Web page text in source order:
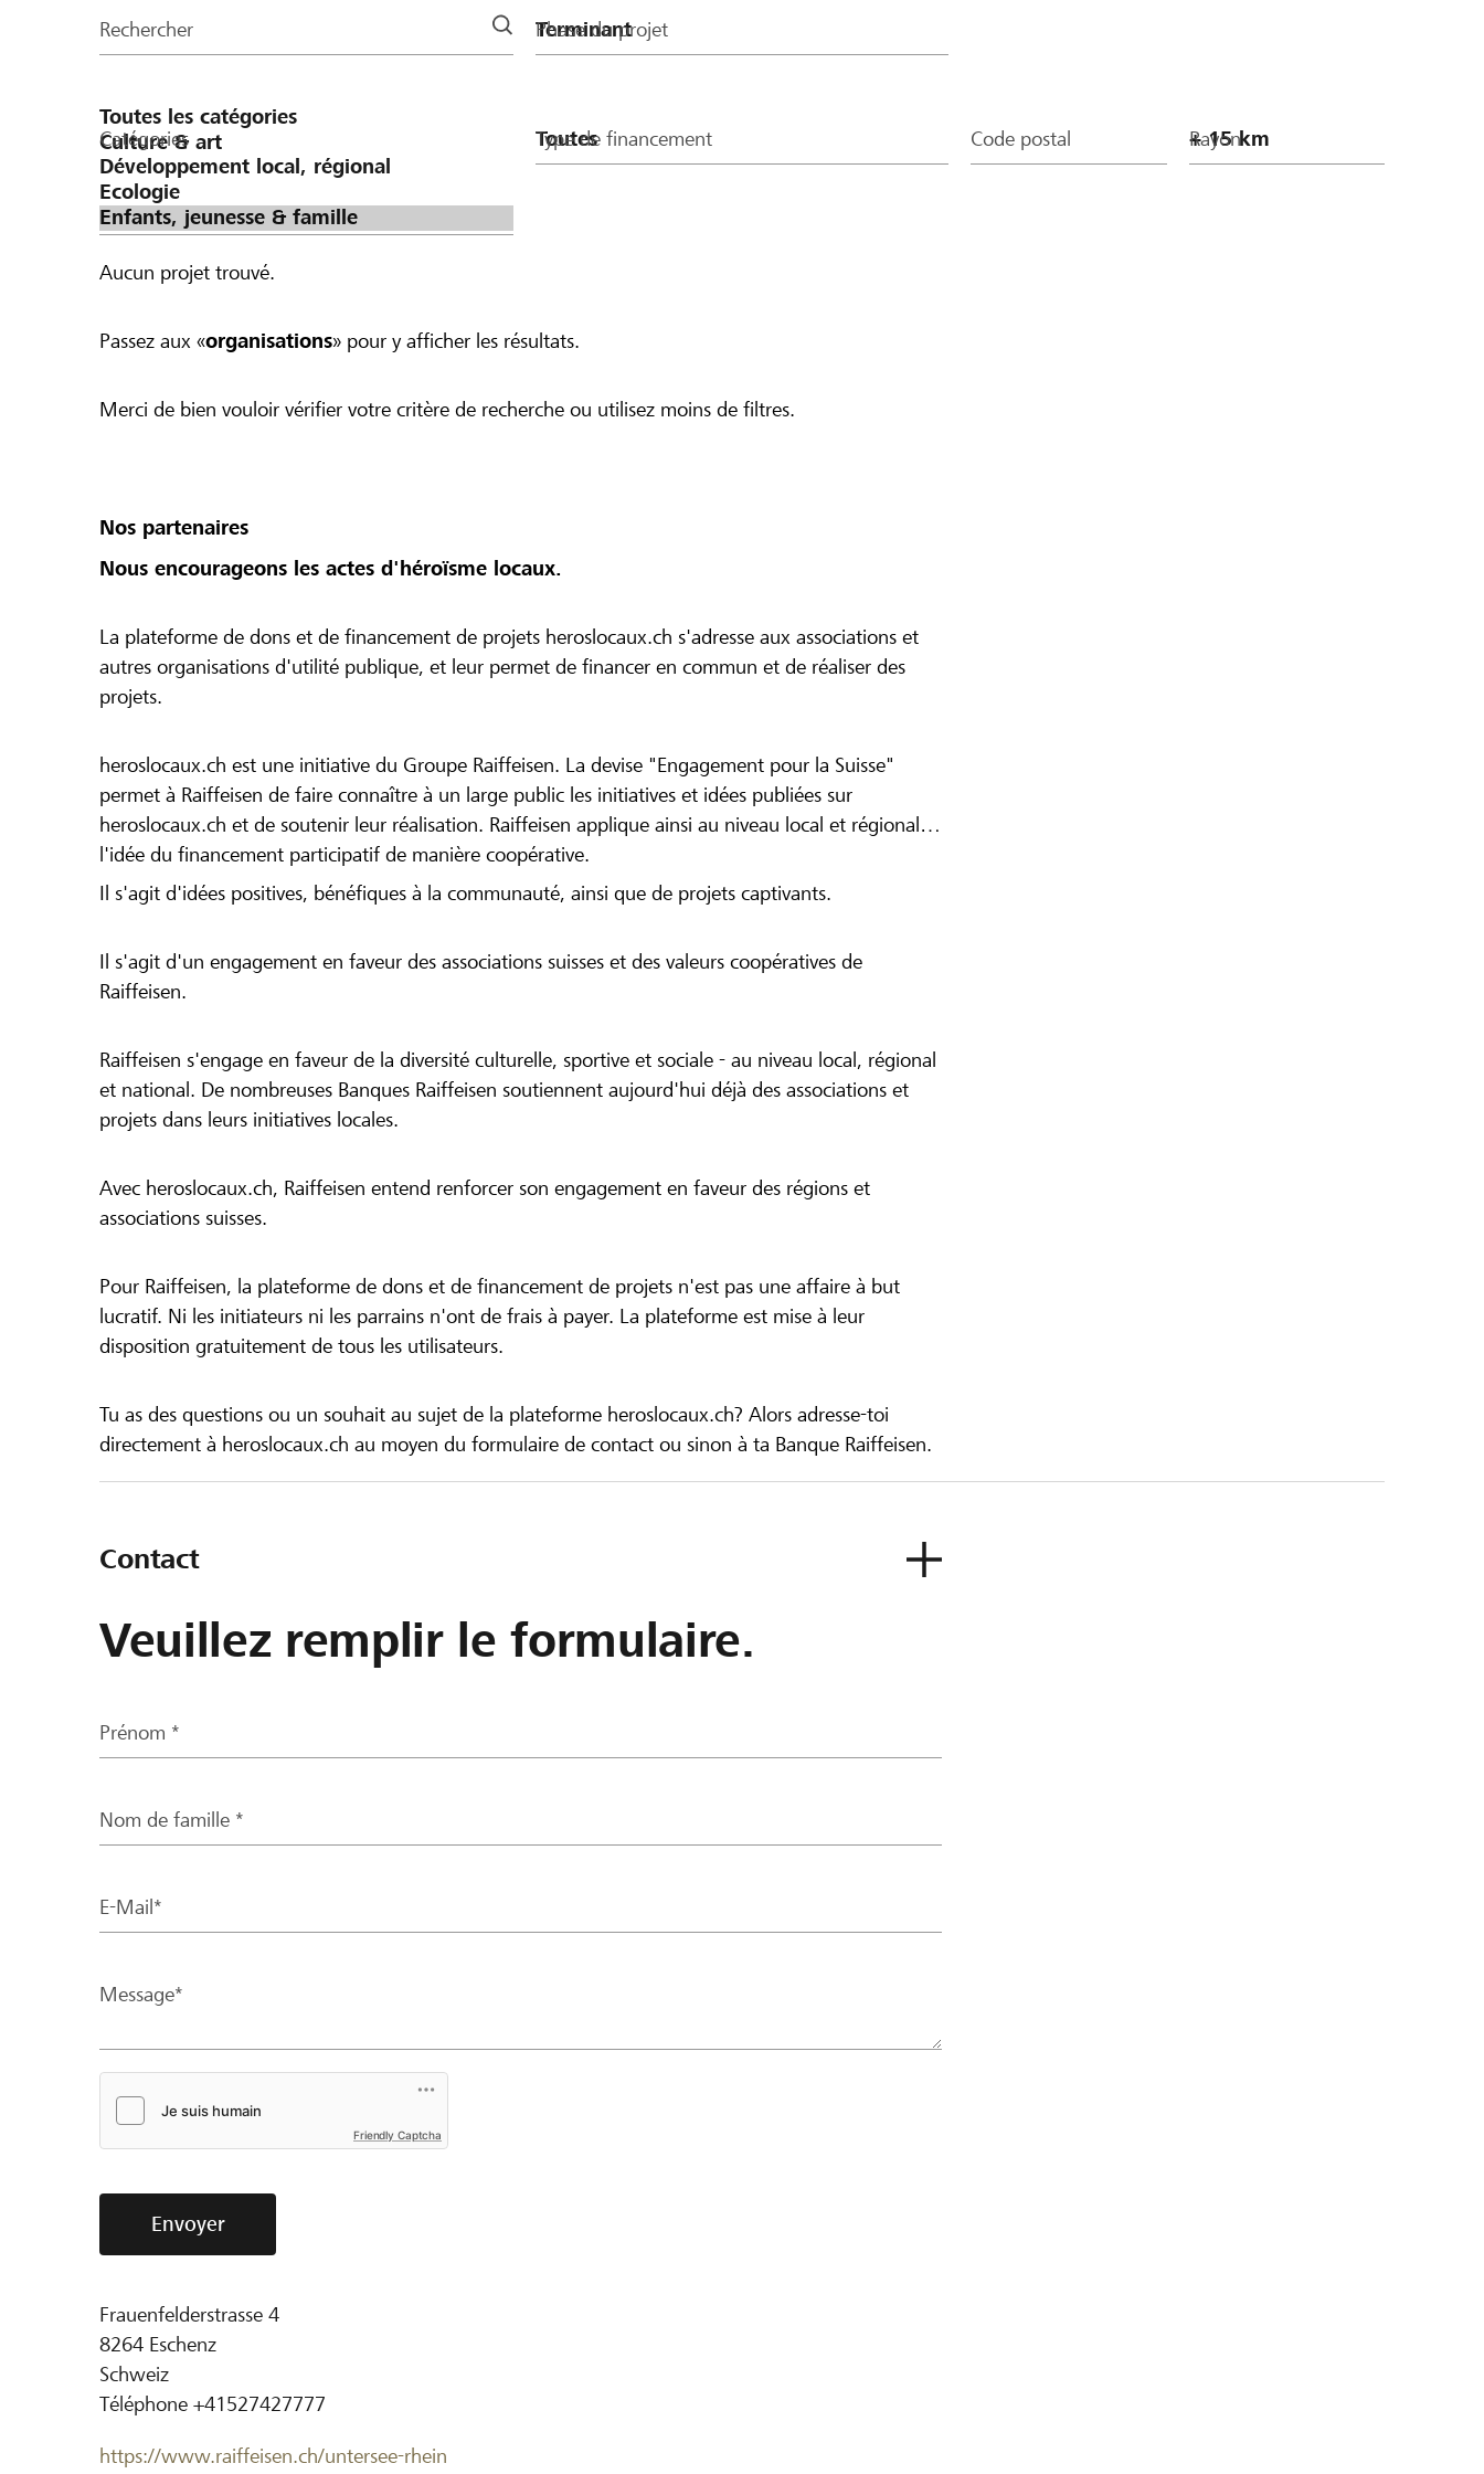
la
Rechercher Phase du projet
Catégories Type de financement Code postal Rayon
Aucun projet trouvé.
Passez aux «organisations» pour y afficher les résultats.
Merci de bien vouloir vérifier votre critère de recherche ou utilisez moins de filtres.
Nos partenaires
Nous encourageons les actes d'héroïsme locaux.
La plateforme de dons et de financement de projets heroslocaux.ch s'adresse aux associations et
autres organisations d'utilité publique, et leur permet de financer en commun et de réaliser des
projets.
heroslocaux.ch est une initiative du Groupe Raiffeisen. La devise "Engagement pour la Suisse"
permet à Raiffeisen de faire connaître à un large public les initiatives et idées publiées sur
heroslocaux.ch et de soutenir leur réalisation. Raiffeisen applique ainsi au niveau local et régional
l'idée du financement participatif de manière coopérative.
Il s'agit d'idées positives, bénéfiques à la communauté, ainsi que de projets captivants.
Il s'agit d'un engagement en faveur des associations suisses et des valeurs coopératives de
Raiffeisen.
Raiffeisen s'engage en faveur de la diversité culturelle, sportive et sociale - au niveau local, régional
et national. De nombreuses Banques Raiffeisen soutiennent aujourd'hui déjà des associations et
projets dans leurs initiatives locales.
Avec heroslocaux.ch, Raiffeisen entend renforcer son engagement en faveur des régions et
associations suisses.
Pour Raiffeisen, la plateforme de dons et de financement de projets n'est pas une affaire à but
lucratif. Ni les initiateurs ni les parrains n'ont de frais à payer. La plateforme est mise à leur
disposition gratuitement de tous les utilisateurs.
Tu as des questions ou un souhait au sujet de la plateforme heroslocaux.ch? Alors adresse-toi
directement à heroslocaux.ch au moyen du formulaire de contact ou sinon à ta Banque Raiffeisen.
Contact
Veuillez remplir le formulaire.
Prénom *
Nom de famille *
E-Mail*
Message*
Friendly Captcha
Envoyer
Frauenfelderstrasse 4
8264 Eschenz
Schweiz
Téléphone +41527427777
https://www.raiffeisen.ch/untersee-rhein